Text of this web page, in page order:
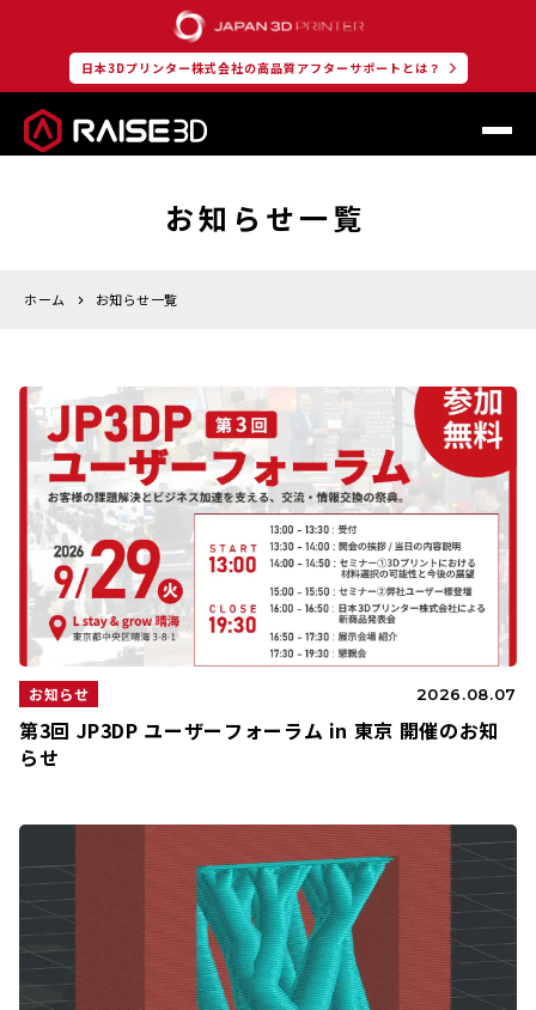
日本3Dプリンター株式会社の高品質アフターサポートとは？
お知らせ一覧
ホーム お知らせ一覧
お知らせ 2026.08.07
第3回 JP3DP ユーザーフォーラム in 東京 開催のお知
らせ